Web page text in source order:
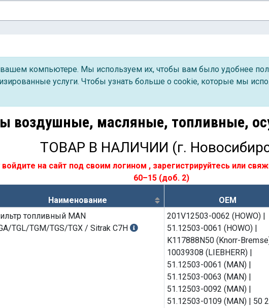
вашем компьютере. Мы используем их, чтобы вам было удобнее
услуги. Чтобы узнать больше о cookie, которые мы
воздушные, масляные, топливные,
ТОВАР В НАЛИЧИИ (г.
войдите на сайт под своим логином , зарегистрируйтесь или
60–15 (доб. 2)
Наименование OEM
топливный MAN
TGL/TGM/TGS/TGX / Sitrak C7H
201V12503-0062 (HOWO) |
51.12503-0061 (HOWO) |
K117888N50 (Knorr-
10039308 (LIEBHERR) |
51.12503-0061 (MAN) |
51.12503-0063 (MAN) |
51.12503-0092 (MAN) |
51.12503-0109 (MAN) | 50